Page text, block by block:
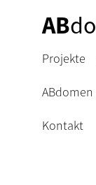
AB
Projekte
ABdomen
Kontakt